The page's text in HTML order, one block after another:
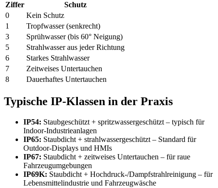
Ziffer
Schutz
0
Kein Schutz
1
Tropfwasser (senkrecht)
3
Sprühwasser (bis 60° Neigung)
5
Strahlwasser aus jeder Richtung
6
Starkes Strahlwasser
7
Zeitweises Untertauchen
8
Dauerhaftes Untertauchen
Typische IP-Klassen in der Praxis
IP54: Staubgeschützt + spritzwassergeschützt – typisch für
Indoor-Industrieanlagen
IP65: Staubdicht + strahlwassergeschützt – Standard für
Outdoor-Displays und HMIs
IP67: Staubdicht + zeitweises Untertauchen – für raue
Fahrzeugumgebungen
IP69K: Staubdicht + Hochdruck-/Dampfstrahlreinigung – für
Lebensmittelindustrie und Fahrzeugwäsche